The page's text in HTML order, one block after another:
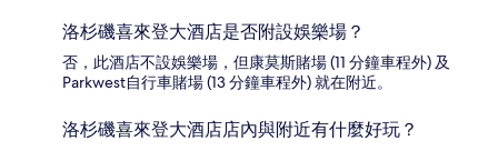
洛杉磯喜來登大酒店是否附設娛樂場？
否，此酒店不設娛樂場，但康莫斯賭場 (11 分鐘車程外) 及
Parkwest自行車賭場 (13 分鐘車程外) 就在附近。
洛杉磯喜來登大酒店店內與附近有什麼好玩？